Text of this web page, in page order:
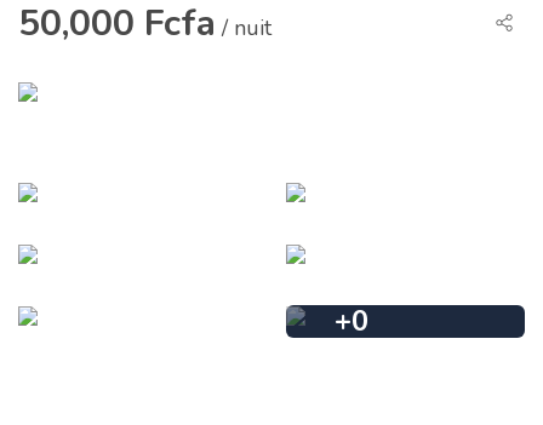
50,000 Fcfa / nuit
+0